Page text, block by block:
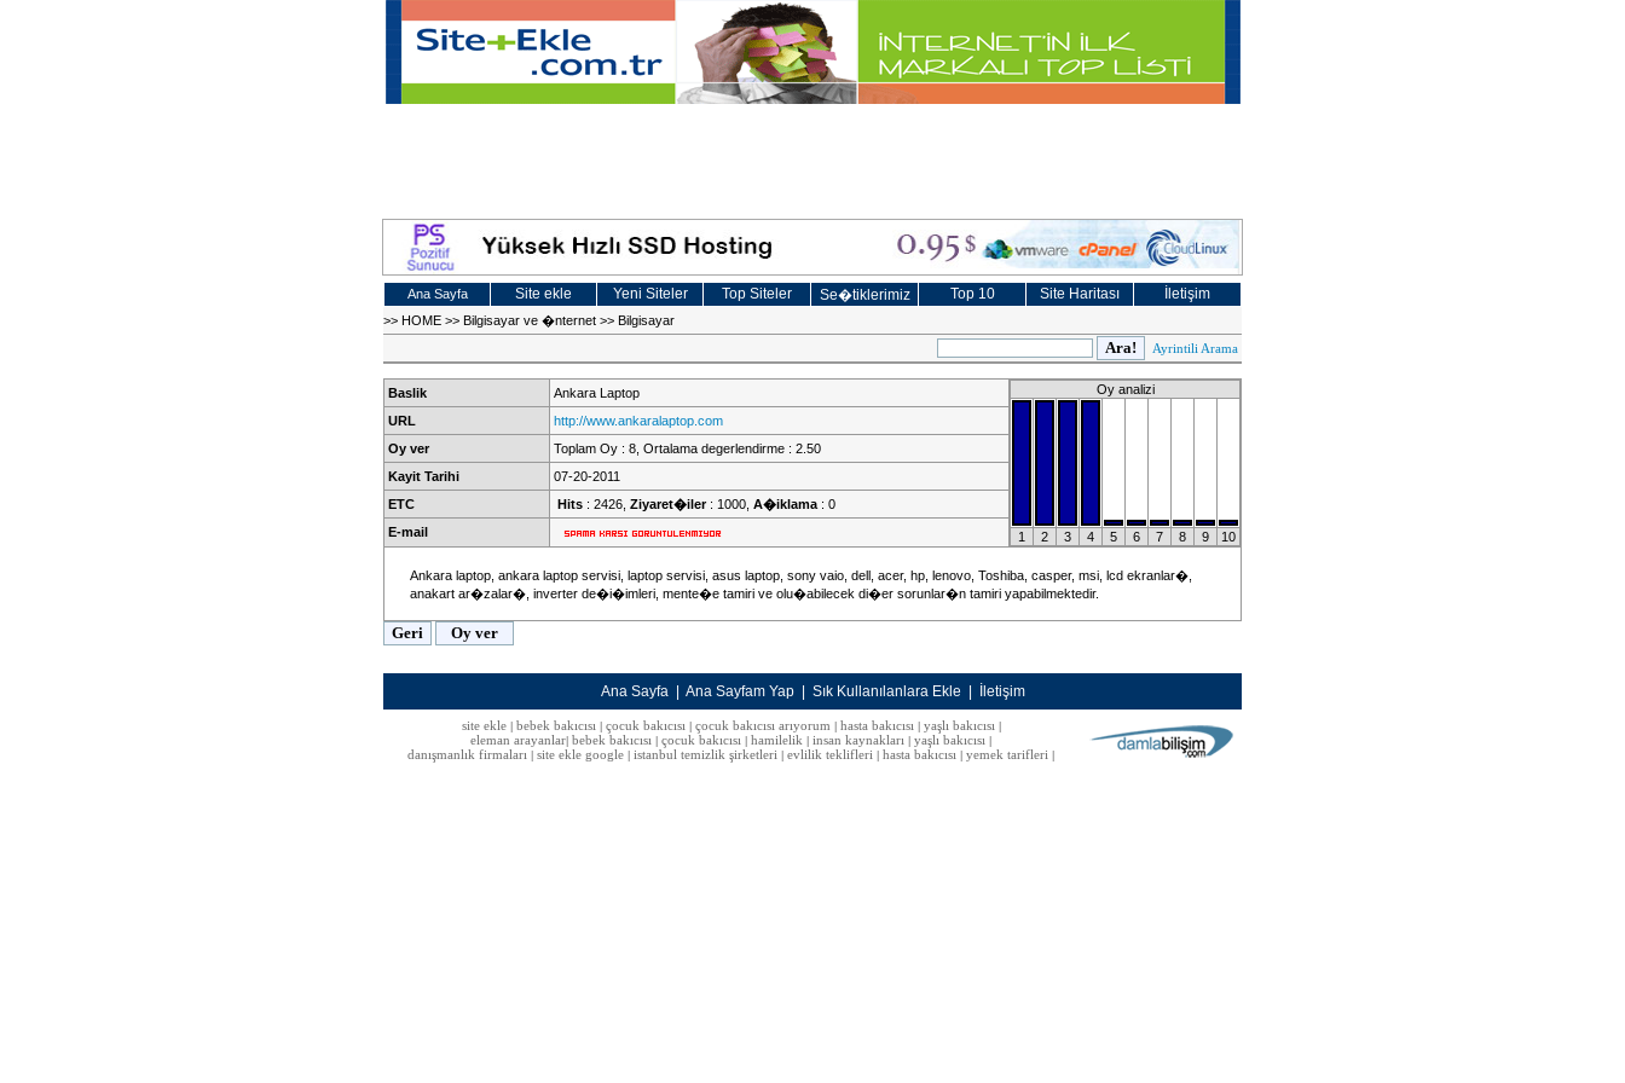
Ana Sayfa Site ekle Yeni Siteler Top Siteler Se�tiklerimiz Top 10 Site Haritası İletişim
>> HOME >> Bilgisayar ve �nternet >> Bilgisayar
Ayrintili Arama
Baslik Ankara Laptop Oy analizi
1 2 3 4 5 6 7 8 9 10
URL
http://www.ankaralaptop.com
Oy ver
Toplam Oy : 8, Ortalama degerlendirme : 2.50
Kayit Tarihi
07-20-2011
ETC
Hits : 2426, Ziyaret�iler: 1000, A�iklama : 0
E-mail
Ankara laptop, ankara laptop servisi, laptop servisi, asus laptop, sony vaio, dell, acer, hp, lenovo, Toshiba, casper, msi, lcd ekranlar�,
anakart ar�zalar�, inverter de�i�imleri, mente�e tamiri ve olu�abilecek di�er sorunlar�n tamiri yapabilmektedir.
Ana Sayfa Ana Sayfam Yap Sık Kullanılanlara Ekle İletişim
site ekle| bebek bakıcısı| çocuk bakıcısı| çocuk bakıcısı arıyorum hasta bakıcısı| yaşlı bakıcısı|
eleman arayanlar bebek bakıcısı çocuk bakıcısı hamilelik insan kaynakları yaşlı bakıcısı
danışmanlık firmaları site ekle google istanbul temizlik şirketleri evlilik teklifleri hasta bakıcısı yemek tarifleri